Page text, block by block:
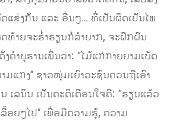
ແຂ່ງກັນ ແລະ ອື່ນໆ… ທີ່ເປັນຜິດເປັນໄພ
ທ້າຍຈະຮໍ່າຮຽນກໍ່ລໍາບາກ, ຈະຝຶກຝົນ
ງຄໍາບູຮານເພີ່ນວ່າ: “ໄມ້ແກ່ກາຍຍາມເບັດ
ມແກງ’’ ຊາວໜຸ່ມເຍົາວະຊົນຄວນຖືເອົາ
ນ ເລນິນ ເປັນຄະຕິເຕືອນໃຈຄື: “ຮຽນແລ້ວ
ອຍໆໄປ’’ ເພື່ອມີຄວາມຮູ້, ຄວາມ